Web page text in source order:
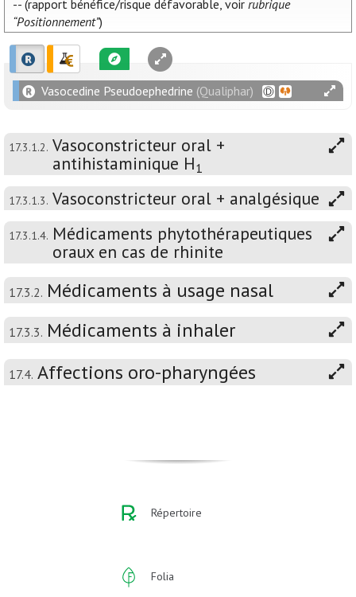
-- (rapport bénéfice/risque défavorable, voir rubrique
“Positionnement”)
Vasocedine Pseudoephedrine (Qualiphar)
17.3.1.2. Vasoconstricteur oral +
antihistaminique H1
17.3.1.3. Vasoconstricteur oral + analgésique
17.3.1.4. Médicaments phytothérapeutiques
oraux en cas de rhinite
17.3.2. Médicaments à usage nasal
17.3.3. Médicaments à inhaler
17.4. Affections oro-pharyngées
Répertoire
Folia